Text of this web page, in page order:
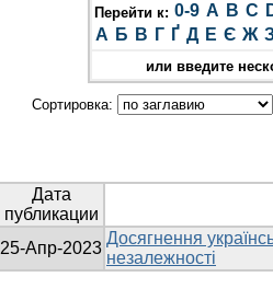
Перейти к: 0-9 A B C
А Б В Г Ґ Д Е Є Ж
или введите
Сортировка:
Дата
публикации
25-Апр-2023
Досягнення
незалежності